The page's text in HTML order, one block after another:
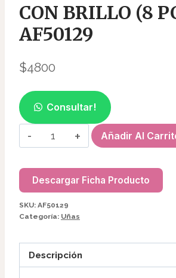
CON BRILLO (8
AF50129
$4800
Consultar!
SET
PARA
MANGO
CON
BRILLO
PCS)
AF50129
Añadir Al
Descargar Ficha Producto
SKU: AF50129
Categoría: Uñas
Descripción